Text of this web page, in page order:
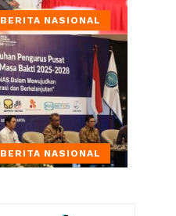
BERITA NASIONAL
BERITA NASIONAL